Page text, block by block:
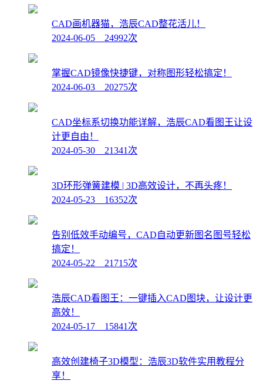
CAD画机器猫，浩辰CAD整花活儿！
2024-06-05 24992次
掌握CAD镜像快捷键，对称图形轻松搞定！
2024-06-03 20275次
CAD坐标系切换功能详解，浩辰CAD看图王让设
计更自由！
2024-05-30 21341次
3D环形弹簧建模 | 3D高效设计，不再头疼！
2024-05-23 16352次
告别低效手动编号，CAD自动更新图名图号轻松
搞定！
2024-05-22 21715次
浩辰CAD看图王：一键插入CAD图块，让设计更
高效！
2024-05-17 15841次
高效创建椅子3D模型：浩辰3D软件实用教程分
享！